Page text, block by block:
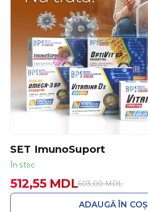
SET ImunoSuport
În stoc
603,00MDL
Prețul
inițial
512,55 MDL
Prețul
curent
ADAUGĂ ÎN COȘ